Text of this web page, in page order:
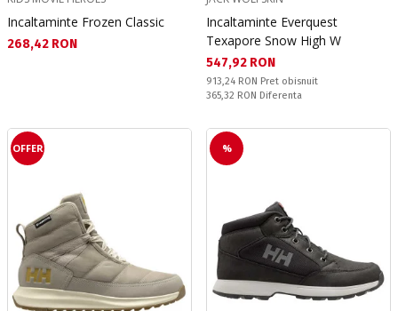
Incaltaminte Frozen Classic
Текуща цена:
268,42 RON
Incaltaminte Everquest
Texapore Snow High W
Текуща цена:
547,92 RON
Pret obisnuit:
913,24 RON Pret obisnuit
Спестявате:
365,32 RON Diferenta
OFFER %